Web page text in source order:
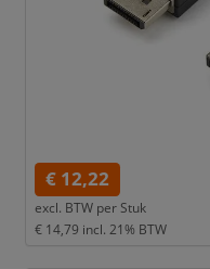
€ 12,22
excl. BTW per Stuk
€ 14,79 incl. 21% BTW